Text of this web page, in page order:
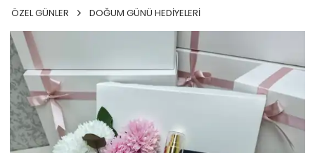
ÖZEL GÜNLER DOĞUM GÜNÜ HEDİYELERİ